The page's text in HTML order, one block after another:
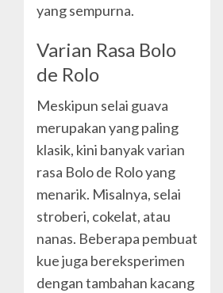
yang sempurna.
Varian Rasa Bolo
de Rolo
Meskipun selai guava
merupakan yang paling
klasik, kini banyak varian
rasa Bolo de Rolo yang
menarik. Misalnya, selai
stroberi, cokelat, atau
nanas. Beberapa pembuat
kue juga bereksperimen
dengan tambahan kacang